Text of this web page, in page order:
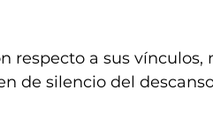
respecto a sus vínculos,
de silencio del